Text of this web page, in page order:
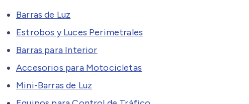
Barras de Luz
Estrobos y Luces Perimetrales
Barras para Interior
Accesorios para Motocicletas
Mini-Barras de Luz